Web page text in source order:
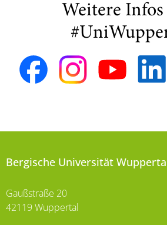
Weitere
Bergische Universität
Gaußstraße 20
42119 Wuppertal